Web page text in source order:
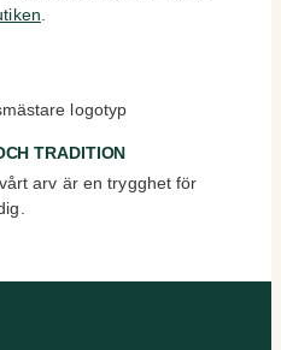
TRADITION
arv är en trygghet för